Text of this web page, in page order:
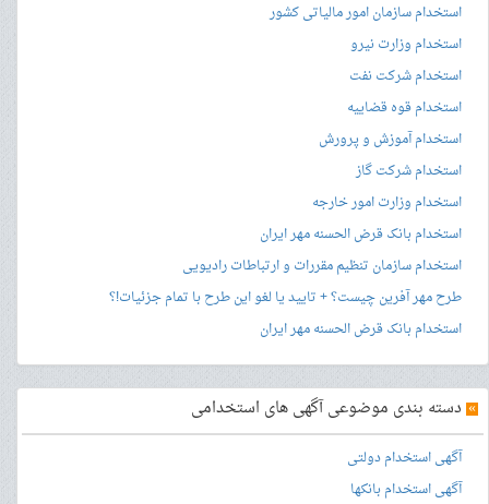
استخدام سازمان امور مالیاتی کشور
استخدام وزارت نیرو
استخدام شرکت نفت
استخدام قوه قضاییه
استخدام آموزش و پرورش
استخدام شرکت گاز
استخدام وزارت امور خارجه
استخدام بانک قرض الحسنه مهر ایران
استخدام سازمان تنظیم مقررات و ارتباطات رادیویی
طرح مهر آفرین چیست؟ + تایید یا لغو این طرح با تمام جزئیات!؟
استخدام بانک قرض الحسنه مهر ایران
» دسته بندی موضوعی آگهی های استخدامی
آگهی استخدام دولتی
آگهی استخدام بانکها